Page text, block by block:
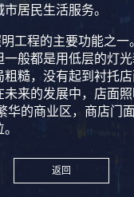
居民生活服务。
程的主要功能之一
一般都是用低层的灯
糙，没有起到衬托店
来的发展中，店面
华的商业区，商店门
返回